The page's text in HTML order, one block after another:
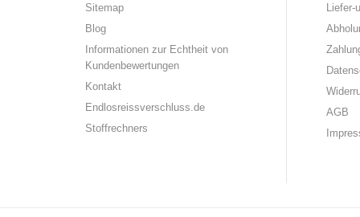
Sitemap
Blog
Informationen zur Echtheit von
Kundenbewertungen
Kontakt
Endlosreissverschluss.de
Stoffrechners
Liefer-
AGB